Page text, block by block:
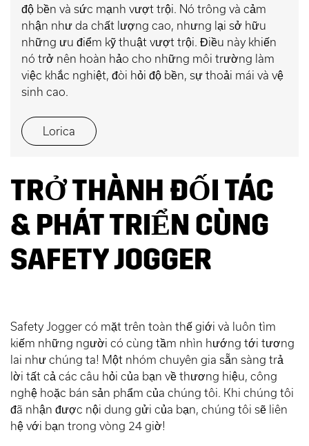
độ bền và sức mạnh vượt trội. Nó trông và cảm
nhận như da chất lượng cao, nhưng lại sở hữu
những ưu điểm kỹ thuật vượt trội. Điều này khiến
nó trở nên hoàn hảo cho những môi trường làm
việc khắc nghiệt, đòi hỏi độ bền, sự thoải mái và vệ
sinh cao.
Lorica
TRỞ THÀNH ĐỐI TÁC
& PHÁT TRIỂN CÙNG
SAFETY JOGGER
Safety Jogger có mặt trên toàn thế giới và luôn tìm
kiếm những người có cùng tầm nhìn hướng tới tương
lai như chúng ta! Một nhóm chuyên gia sẵn sàng trả
lời tất cả các câu hỏi của bạn về thương hiệu, công
nghệ hoặc bán sản phẩm của chúng tôi. Khi chúng tôi
đã nhận được nội dung gửi của bạn, chúng tôi sẽ liên
hệ với bạn trong vòng 24 giờ!